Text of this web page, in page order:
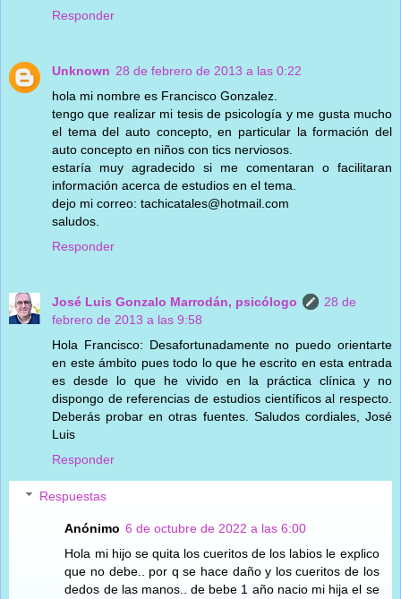
Responder
Unknown 28 de febrero de 2013 a las 0:22
hola mi nombre es Francisco Gonzalez.
tengo que realizar mi tesis de psicología y me gusta mucho
el tema del auto concepto, en particular la formación del
auto concepto en niños con tics nerviosos.
estaría muy agradecido si me comentaran o facilitaran
información acerca de estudios en el tema.
dejo mi correo: tachicatales@hotmail.com
saludos.
Responder
José Luis Gonzalo Marrodán, psicólogo
28 de
febrero de 2013 a las 9:58
Hola Francisco: Desafortunadamente no puedo orientarte
en este ámbito pues todo lo que he escrito en esta entrada
es desde lo que he vivido en la práctica clínica y no
dispongo de referencias de estudios científicos al respecto.
Deberás probar en otras fuentes. Saludos cordiales, José
Luis
Responder
Respuestas
Anónimo 6 de octubre de 2022 a las 6:00
Hola mi hijo se quita los cueritos de los labios le explico
que no debe.. por q se hace daño y los cueritos de los
dedos de las manos.. de bebe 1 año nacio mi hija el se